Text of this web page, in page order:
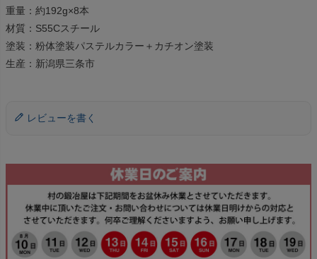
重量：約192g×8本
材質：S55Cスチール
塗装：粉体塗装パステルカラー＋カチオン塗装
生産：新潟県三条市
レビューを書く